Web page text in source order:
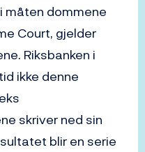
måten dommene
Court, gjelder
Riksbanken i
ikke denne
skriver ned sin
blir en serie